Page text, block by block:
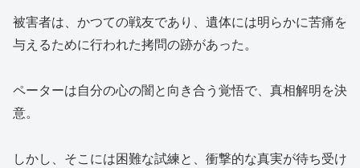
被害者は、かつての戦友であり、遺体には明らかに苦痛を
与えるために行われた拷問の跡があった。
ペーターは自分の心の闇と向き合う覚悟で、真相解明を決
意。
しかし、そこには困難な試練と、衝撃的な真実が待ち受け